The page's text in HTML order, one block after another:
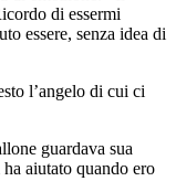
di essermi
essere, senza idea di
l’angelo di cui ci
guardava sua
aiutato quando ero